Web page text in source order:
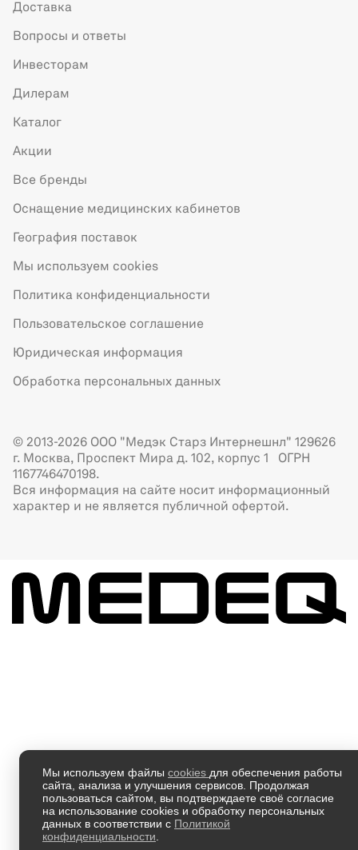
Доставка
Вопросы и ответы
Инвесторам
Дилерам
Каталог
Акции
Все бренды
Оснащение медицинских кабинетов
География поставок
Мы используем cookies
Политика конфиденциальности
Пользовательское соглашение
Юридическая информация
Обработка персональных данных
© 2013-2026 ООО "Медэк Старз Интернешнл" 129626
г. Москва, Проспект Мира д. 102, корпус 1 ОГРН
1167746470198.
Вся информация на сайте носит информационный
характер и не является публичной офертой.
Мы используем файлы cookies для обеспечения работы
сайта, анализа и улучшения сервисов. Продолжая
пользоваться сайтом, вы подтверждаете своё согласие
на использование cookies и обработку персональных
данных в соответствии с Политикой
конфиденциальности